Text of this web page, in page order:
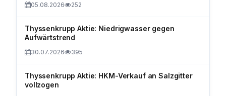
05.08.2026 252
Thyssenkrupp Aktie: Niedrigwasser gegen
Aufwärtstrend
30.07.2026 395
Thyssenkrupp Aktie: HKM-Verkauf an Salzgitter
vollzogen